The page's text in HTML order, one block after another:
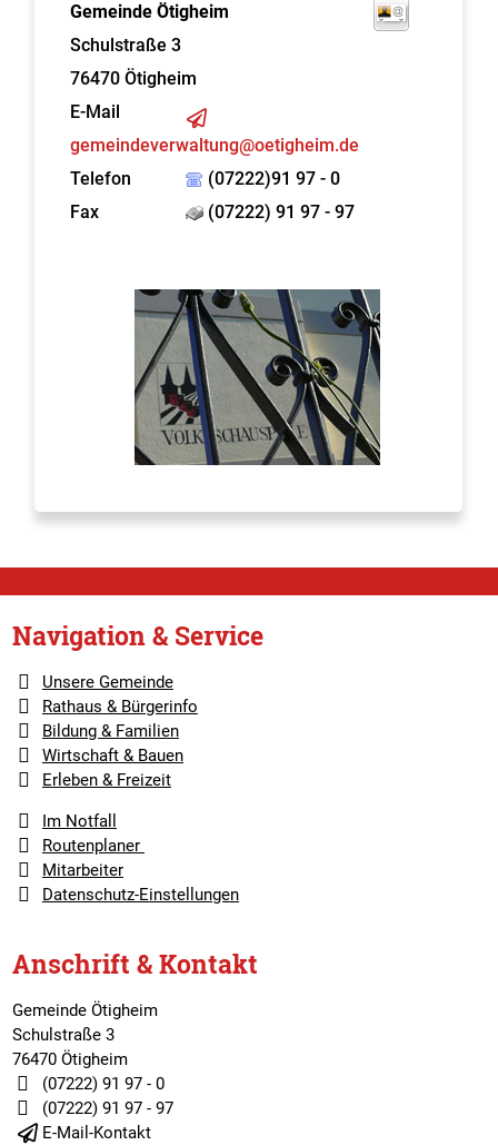
Gemeinde Ötigheim
Schulstraße 3
76470 Ötigheim
E-Mail
gemeindeverwaltung@oetigheim.de
Telefon
(07222)91 97 - 0
Fax
(07222) 91 97 - 97
Navigation & Service
Unsere Gemeinde
Rathaus & Bürgerinfo
Bildung & Familien
Wirtschaft & Bauen
Erleben & Freizeit
Im Notfall
Routenplaner
Mitarbeiter
Datenschutz-Einstellungen
Anschrift & Kontakt
Gemeinde Ötigheim
Schulstraße 3
76470 Ötigheim
(07222) 91 97 - 0
(07222) 91 97 - 97
E-Mail-Kontakt